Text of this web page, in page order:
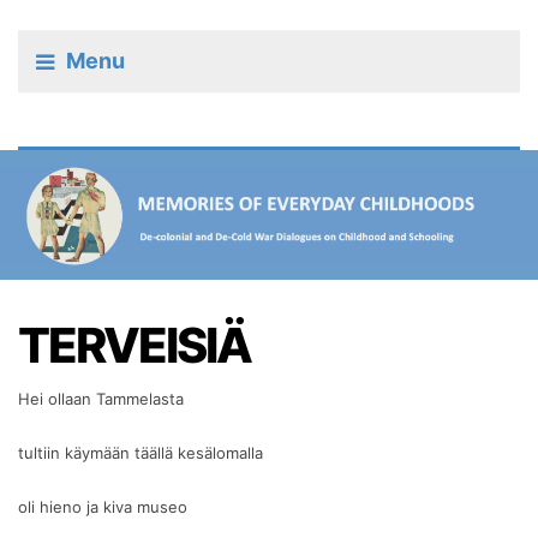
Menu
TERVEISIÄ
Hei ollaan Tammelasta
tultiin käymään täällä kesälomalla
oli hieno ja kiva museo